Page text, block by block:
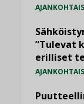
”Tulevat
erilliset